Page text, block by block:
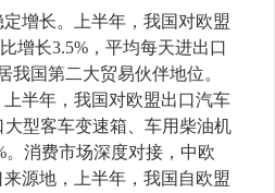
长。上半年，我国对欧盟
增长3.5% ，平均每天进出口
我国第二大贸易伙伴地位。
半年，我国对欧盟出口汽车
大型客车变速箱、车用柴油机
。消费市场深度对接，中欧
源地，上半年，我国自欧盟